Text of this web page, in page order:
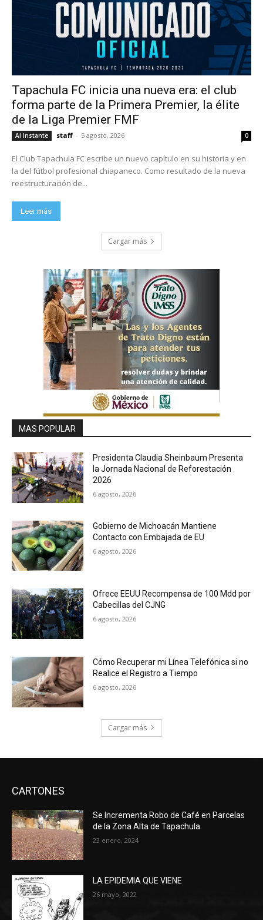
Tapachula FC inicia una nueva era: el club
forma parte de la Primera Premier, la élite
de la Liga Premier FMF
Al Instante staff - 5 agosto, 2026 0
El Club Tapachula FC escribe un nuevo capítulo en su historia y en
la del fútbol profesional chiapaneco. Como resultado de la nueva
reestructuración de...
Leer más
Cargar más
MAS POPULAR
Presidenta Claudia Sheinbaum Presenta
la Jornada Nacional de Reforestación
2026
6 agosto, 2026
Gobierno de Michoacán Mantiene
Contacto con Embajada de EU
6 agosto, 2026
Ofrece EEUU Recompensa de 100 Mdd por
Cabecillas del CJNG
6 agosto, 2026
Cómo Recuperar mi Línea Telefónica si no
Realice el Registro a Tiempo
6 agosto, 2026
Cargar más
CARTONES
Se Incrementa Robo de Café en Parcelas
de la Zona Alta de Tapachula
23 enero, 2024
LA EPIDEMIA QUE VIENE
26 mayo, 2022